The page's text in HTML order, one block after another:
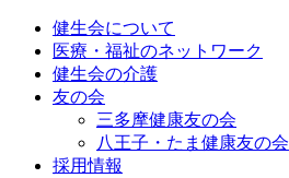
健生会について
医療・福祉のネットワーク
健生会の介護
友の会
三多摩健康友の会
八王子・たま健康友の会
採用情報